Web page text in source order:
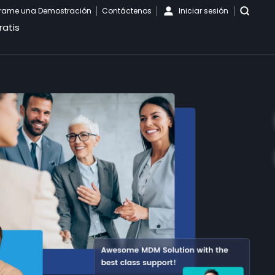
una Demostración Contáctenos Iniciar sesión